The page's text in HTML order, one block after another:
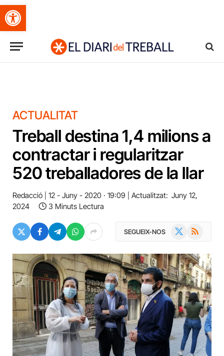
Obre la barra d'eines
ACTUALITAT
Treball destina 1,4 milions a
contractar i regularitzar
520 treballadores de la llar
Redacció 12 - Juny - 2020 · 19:09 Actualitzat: Juny 12,
2024
3 Minuts Lectura
SEGUEIX-NOS RSS